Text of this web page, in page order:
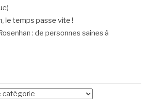
le temps passe vite !
: de personnes saines à